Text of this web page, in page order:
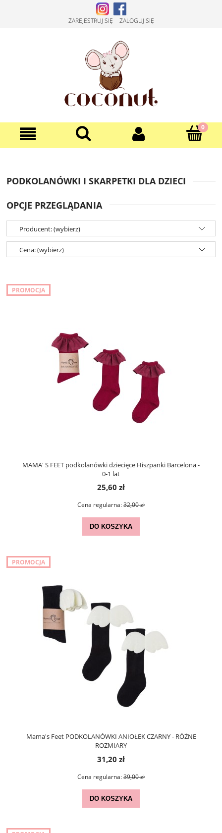
ZAREJESTRUJ SIĘ ZALOGUJ SIĘ
PODKOLANÓWKI I SKARPETKI DLA DZIECI
OPCJE PRZEGLĄDANIA
Producent: (wybierz)
Cena: (wybierz)
MAMA' S FEET podkolanówki dziecięce Hiszpanki Barcelona -
0-1 lat
25,60 zł
Cena regularna:32,00 zł
DO KOSZYKA
PROMOCJA
Mama's Feet PODKOLANÓWKI ANIOŁEK CZARNY - RÓŻNE
ROZMIARY
31,20 zł
Cena regularna:39,00 zł
DO KOSZYKA
PROMOCJA